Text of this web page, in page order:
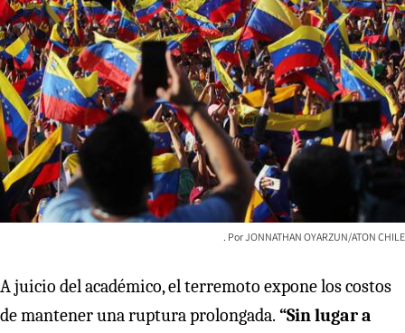
JONNATHAN OYARZUN/ATON CHILE
A juicio del académico, el terremoto expone los costos
de mantener una ruptura prolongada. “Sin lugar a